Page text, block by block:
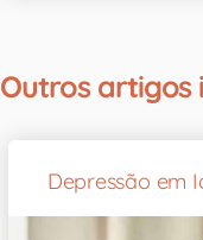
Outros artigos
Depressão em